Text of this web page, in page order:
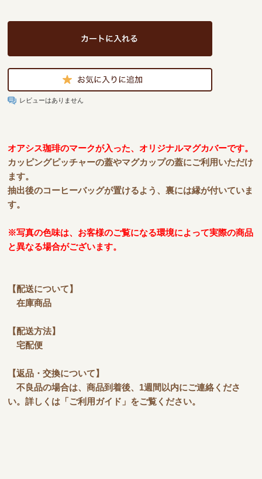
レビューはありません
オアシス珈琲のマークが入った、オリジナルマグカバーです。
カッピングピッチャーの蓋やマグカップの蓋にご利用いただけ
ます。
抽出後のコーヒーバッグが置けるよう、裏には縁が付いていま
す。
※写真の色味は、お客様のご覧になる環境によって実際の商品
と異なる場合がございます。
【配送について】
在庫商品
【配送方法】
宅配便
【返品・交換について】
不良品の場合は、商品到着後、1週間以内にご連絡くださ
い。詳しくは「ご利用ガイド」をご覧ください。